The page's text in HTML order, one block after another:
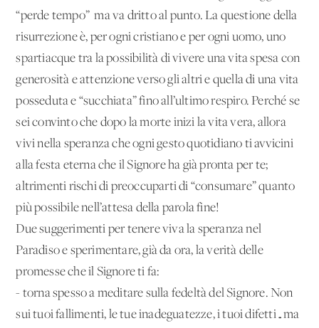
“perde tempo” ma va dritto al punto. La questione della
risurrezione è, per ogni cristiano e per ogni uomo, uno
spartiacque tra la possibilità di vivere una vita spesa con
generosità e attenzione verso gli altri e quella di una vita
posseduta e “succhiata” fino all’ultimo respiro. Perché se
sei convinto che dopo la morte inizi la vita vera, allora
vivi nella speranza che ogni gesto quotidiano ti avvicini
alla festa eterna che il Signore ha già pronta per te;
altrimenti rischi di preoccuparti di “consumare” quanto
più possibile nell’attesa della parola fine!
Due suggerimenti per tenere viva la speranza nel
Paradiso e sperimentare, già da ora, la verità delle
promesse che il Signore ti fa:
- torna spesso a meditare sulla fedeltà del Signore. Non
sui tuoi fallimenti, le tue inadeguatezze, i tuoi difetti…ma